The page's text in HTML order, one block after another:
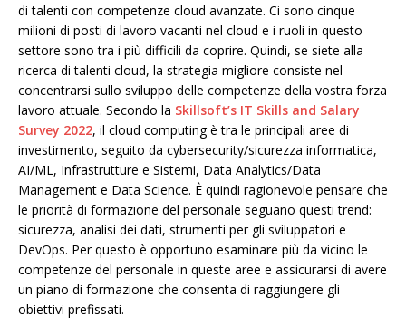
di talenti con competenze cloud avanzate. Ci sono cinque
milioni di posti di lavoro vacanti nel cloud e i ruoli in questo
settore sono tra i più difficili da coprire. Quindi, se siete alla
ricerca di talenti cloud, la strategia migliore consiste nel
concentrarsi sullo sviluppo delle competenze della vostra forza
lavoro attuale. Secondo la Skillsoft’s IT Skills and Salary
Survey 2022, il cloud computing è tra le principali aree di
investimento, seguito da cybersecurity/sicurezza informatica,
AI/ML, Infrastrutture e Sistemi, Data Analytics/Data
Management e Data Science. È quindi ragionevole pensare che
le priorità di formazione del personale seguano questi trend:
sicurezza, analisi dei dati, strumenti per gli sviluppatori e
DevOps. Per questo è opportuno esaminare più da vicino le
competenze del personale in queste aree e assicurarsi di avere
un piano di formazione che consenta di raggiungere gli
obiettivi prefissati.